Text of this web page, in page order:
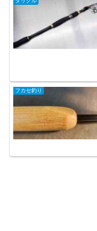
フカセ釣り